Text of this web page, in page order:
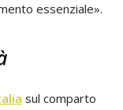
essenziale».
sul comparto